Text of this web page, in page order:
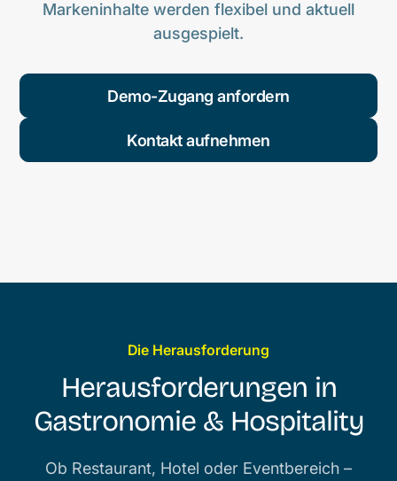
Markeninhalte werden flexibel und aktuell
ausgespielt.
Demo-Zugang anfordern
Kontakt aufnehmen
Die Herausforderung
Herausforderungen in
Gastronomie & Hospitality
Ob Restaurant, Hotel oder Eventbereich –